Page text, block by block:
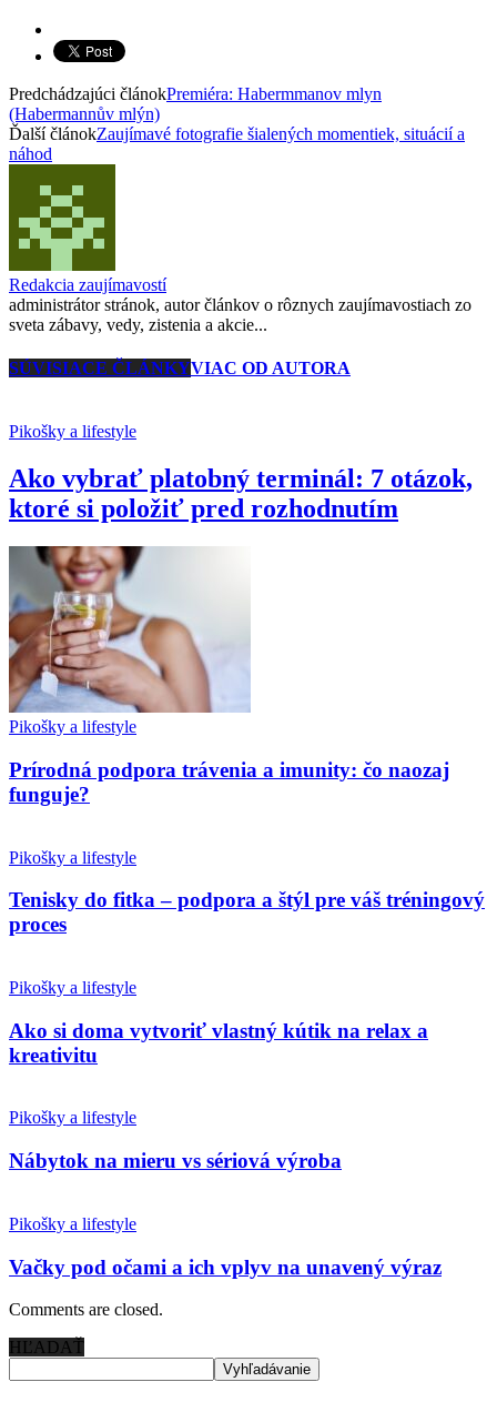
Predchádzajúci článokPremiéra: Habermmanov mlyn
(Habermannův mlýn)
Ďalší článokZaujímavé fotografie šialených momentiek, situácií a
náhod
Redakcia zaujímavostí
administrátor stránok, autor článkov o rôznych zaujímavostiach zo
sveta zábavy, vedy, zistenia a akcie...
SÚVISIACE ČLÁNKYVIAC OD AUTORA
Pikošky a lifestyle
Ako vybrať platobný terminál: 7 otázok,
ktoré si položiť pred rozhodnutím
Pikošky a lifestyle
Prírodná podpora trávenia a imunity: čo naozaj
funguje?
Pikošky a lifestyle
Tenisky do fitka – podpora a štýl pre váš tréningový
proces
Pikošky a lifestyle
Ako si doma vytvoriť vlastný kútik na relax a
kreativitu
Pikošky a lifestyle
Nábytok na mieru vs sériová výroba
Pikošky a lifestyle
Vačky pod očami a ich vplyv na unavený výraz
Comments are closed.
HĽADAŤ